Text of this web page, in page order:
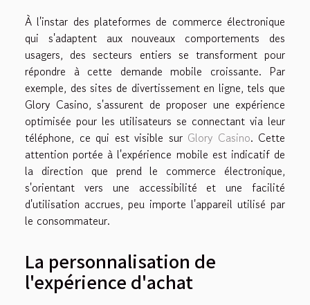
À l'instar des plateformes de commerce électronique
qui s'adaptent aux nouveaux comportements des
usagers, des secteurs entiers se transforment pour
répondre à cette demande mobile croissante. Par
exemple, des sites de divertissement en ligne, tels que
Glory Casino, s'assurent de proposer une expérience
optimisée pour les utilisateurs se connectant via leur
téléphone, ce qui est visible sur Glory Casino. Cette
attention portée à l'expérience mobile est indicatif de
la direction que prend le commerce électronique,
s'orientant vers une accessibilité et une facilité
d'utilisation accrues, peu importe l'appareil utilisé par
le consommateur.
La personnalisation de
l'expérience d'achat